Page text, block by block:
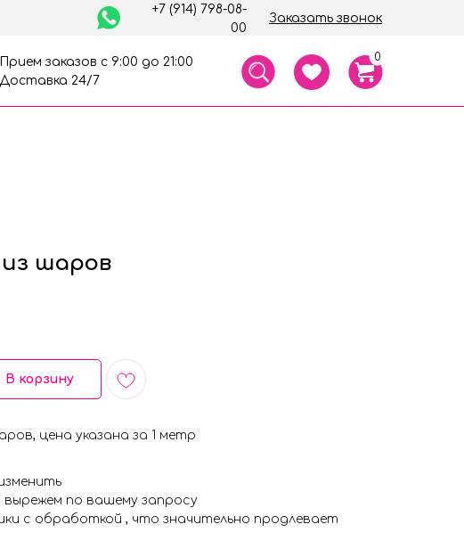
Заказать звонок
+7 (914) 798-08-
00
Прием заказов с 9:00 до 21:00
Доставка 24/7
0
шаров
В корзину
цена указана за 1 метр
вырежем по вашему запросу
с обработкой , что значительно продлевает